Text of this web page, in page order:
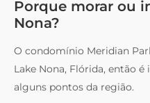
Porque morar ou
Nona?
O condomínio Meridian
Lake Nona, Flórida, então
alguns pontos da região.